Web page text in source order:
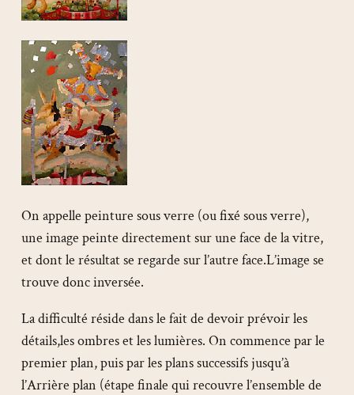
On appelle peinture sous verre (ou fixé sous verre),
une image peinte directement sur une face de la vitre,
et dont le résultat se regarde sur l’autre face.L’image se
trouve donc inversée.
La difficulté réside dans le fait de devoir prévoir les
détails,les ombres et les lumières. On commence par le
premier plan, puis par les plans successifs jusqu’à
l’Arrière plan (étape finale qui recouvre l’ensemble de